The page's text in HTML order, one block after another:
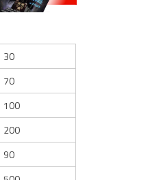
30
70
100
200
90